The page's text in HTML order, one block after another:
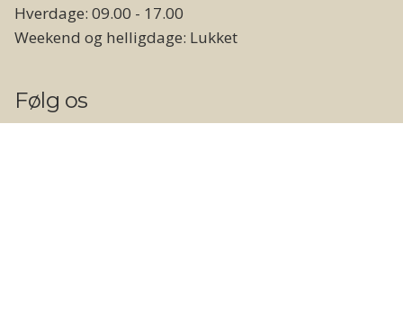
Hverdage: 09.00 - 17.00
Weekend og helligdage: Lukket
Følg os